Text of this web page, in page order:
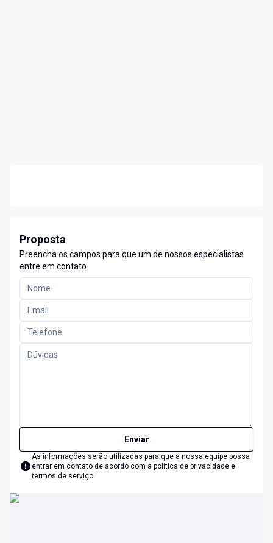
Proposta
Preencha os campos para que um de nossos especialistas
entre em contato
Enviar
As informações serão utilizadas para que a nossa equipe possa
entrar em contato de acordo com a política de privacidade e
termos de serviço